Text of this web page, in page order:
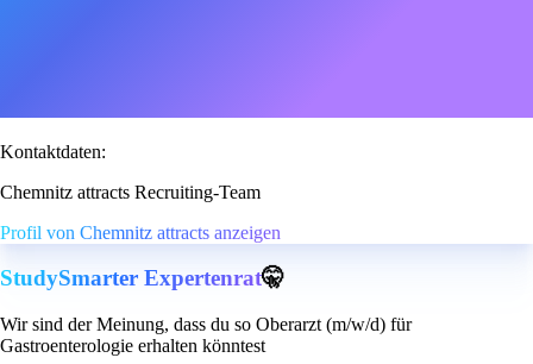
Kontaktdaten:
Chemnitz attracts Recruiting-Team
Profil von Chemnitz attracts anzeigen
StudySmarter Expertenrat🤫
Wir sind der Meinung, dass du so Oberarzt (m/w/d) für
Gastroenterologie erhalten könntest